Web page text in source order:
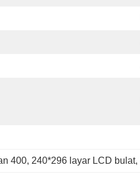
400, 240*296 layar LCD bulat,